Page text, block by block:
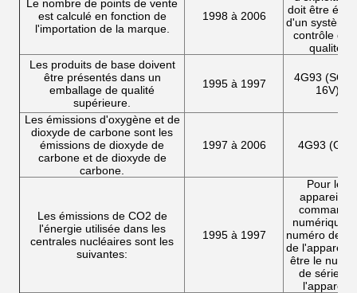
Le nombre de points de vente
est calculé en fonction de
l'importation de la marque.
1998 à 2006
doit être
d'un système
contrôle de
qualité.
Les produits de base doivent
être présentés dans un
emballage de qualité
supérieure.
1995 à 1997
4G93
16V)
Les émissions d'oxygène et de
dioxyde de carbone sont les
émissions de dioxyde de
carbone et de dioxyde de
carbone.
1997 à 2006 4G93 (GDI)
Les émissions de CO2 de
l'énergie utilisée dans les
centrales nucléaires sont les
suivantes:
1995 à 1997
Pour les
appareils à
commande
numérique,
numéro de
de l'appareil
être le
de série de
l'appareil.